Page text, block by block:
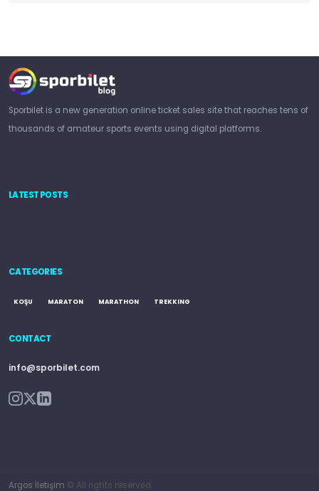
Sporbilet is a new generation online ticket sales site that reaches tens of
thousands of amateur sports events using digital platforms.
LATEST POSTS
CATEGORIES
KOŞU MARATON MARATHON TREKKING
CONTACT
info@sporbilet.com
Argos İletişim © All rights reserved.